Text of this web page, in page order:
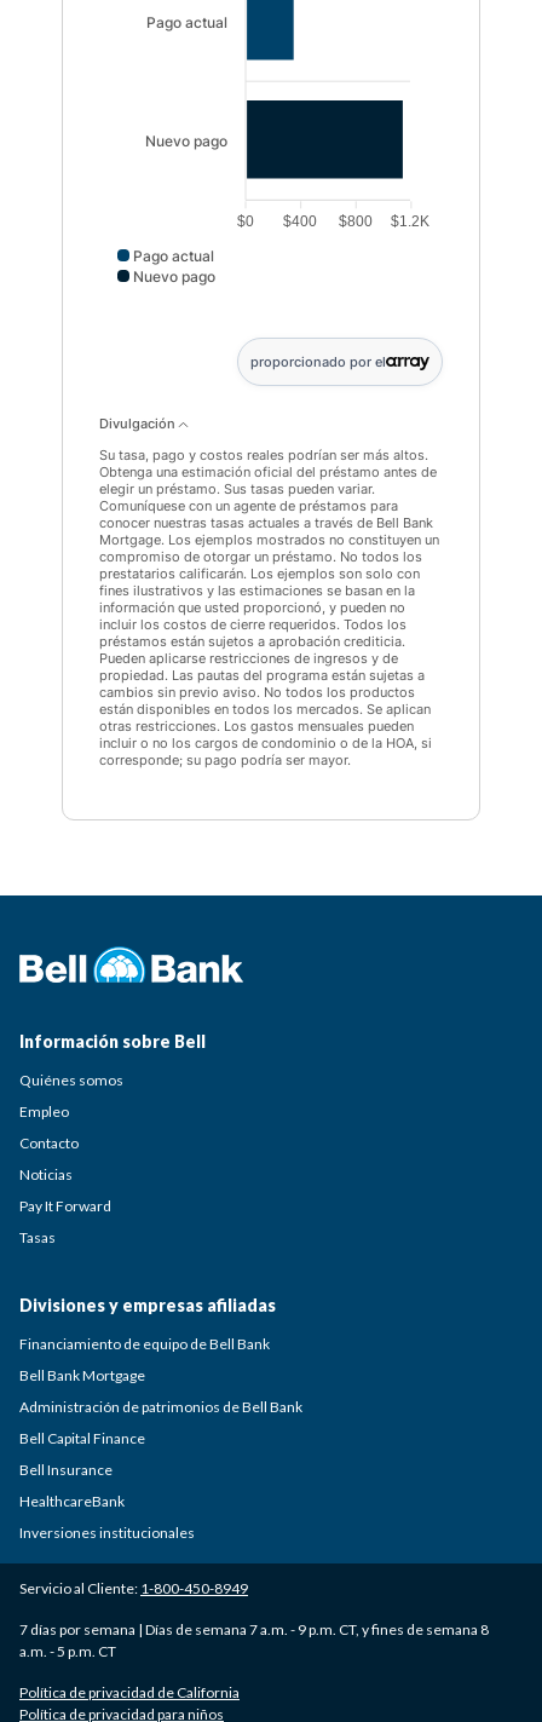
Pago actual
Nuevo pago
$1.2K
$800
$400
$0
Pago actual
Nuevo pago
proporcionado por el
Divulgación
Su tasa, pago y costos reales podrían ser más altos.
Obtenga una estimación oficial del préstamo antes de
elegir un préstamo. Sus tasas pueden variar.
Comuníquese con un agente de préstamos para
conocer nuestras tasas actuales a través de Bell Bank
Mortgage. Los ejemplos mostrados no constituyen un
compromiso de otorgar un préstamo. No todos los
prestatarios calificarán. Los ejemplos son solo con
fines ilustrativos y las estimaciones se basan en la
información que usted proporcionó, y pueden no
incluir los costos de cierre requeridos. Todos los
préstamos están sujetos a aprobación crediticia.
Pueden aplicarse restricciones de ingresos y de
propiedad. Las pautas del programa están sujetas a
cambios sin previo aviso. No todos los productos
están disponibles en todos los mercados. Se aplican
otras restricciones. Los gastos mensuales pueden
incluir o no los cargos de condominio o de la HOA, si
corresponde; su pago podría ser mayor.
Información sobre Bell
Quiénes somos
Empleo
Contacto
Noticias
Pay It Forward
Tasas
Divisiones y empresas afiliadas
Financiamiento de equipo de Bell Bank
Bell Bank Mortgage
Administración de patrimonios de Bell Bank
Bell Capital Finance
Bell Insurance
HealthcareBank
Inversiones institucionales
Servicio al Cliente: 1-800-450-8949
7 días por semana | Días de semana 7 a.m. - 9 p.m. CT, y fines de semana 8
a.m. - 5 p.m. CT
Política de privacidad de California
Política de privacidad para niños